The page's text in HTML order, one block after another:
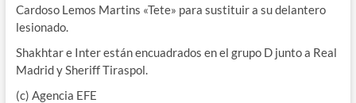
Cardoso Lemos Martins «Tete» para sustituir a su delantero
lesionado.
Shakhtar e Inter están encuadrados en el grupo D junto a Real
Madrid y Sheriff Tiraspol.
(c) Agencia EFE